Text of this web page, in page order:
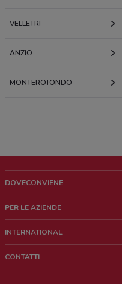
VELLETRI
ANZIO
MONTEROTONDO
DOVECONVIENE
Chi siamo
Lavora con noi
PER LE AZIENDE
Richieste commerciali e marketing
INTERNATIONAL
CONTATTI